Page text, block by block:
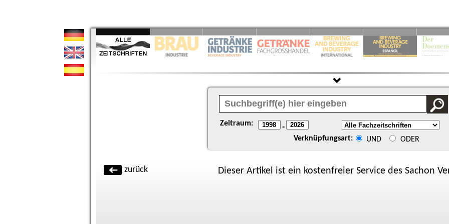
Zeitraum: -
Verknüpfungsart: UND ODER
zurück Dieser Artikel ist ein kostenfreier Service des Sachon